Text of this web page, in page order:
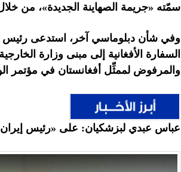
سمّته «جريمة الصهاينة الجديدة»، من
وفي شأن دبلوماسي آخر، استدعى رئيس
السفارة الأفغانية إلى مبنى وزارة
والمرفوض لممثِّل أفغانستان في مؤتمر
عباس عبدي لبزشكيان: على «رئيس إيران»